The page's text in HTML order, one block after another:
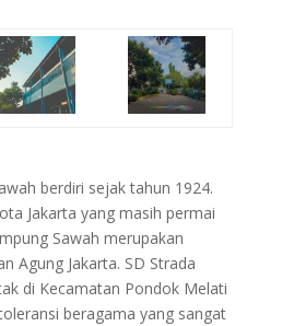
awah berdiri sejak tahun 1924.
Jakarta yang masih permai
Sawah merupakan
Agung Jakarta. SD Strada
di Kecamatan Pondok Melati
beragama yang sangat